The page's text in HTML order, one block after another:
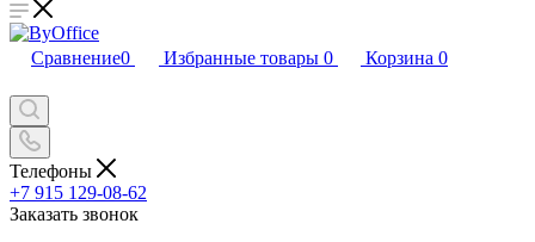
Сравнение0 Избранные товары 0 Корзина 0
Телефоны
+7 915 129-08-62
Заказать звонок